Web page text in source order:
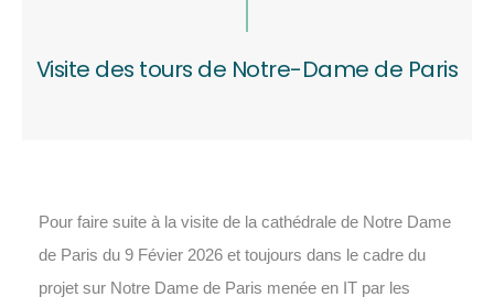
Visite des tours de Notre-Dame de Paris
Pour faire suite à la visite de la cathédrale de Notre Dame
de Paris du 9 Févier 2026 et toujours dans le cadre du
projet sur Notre Dame de Paris menée en IT par les